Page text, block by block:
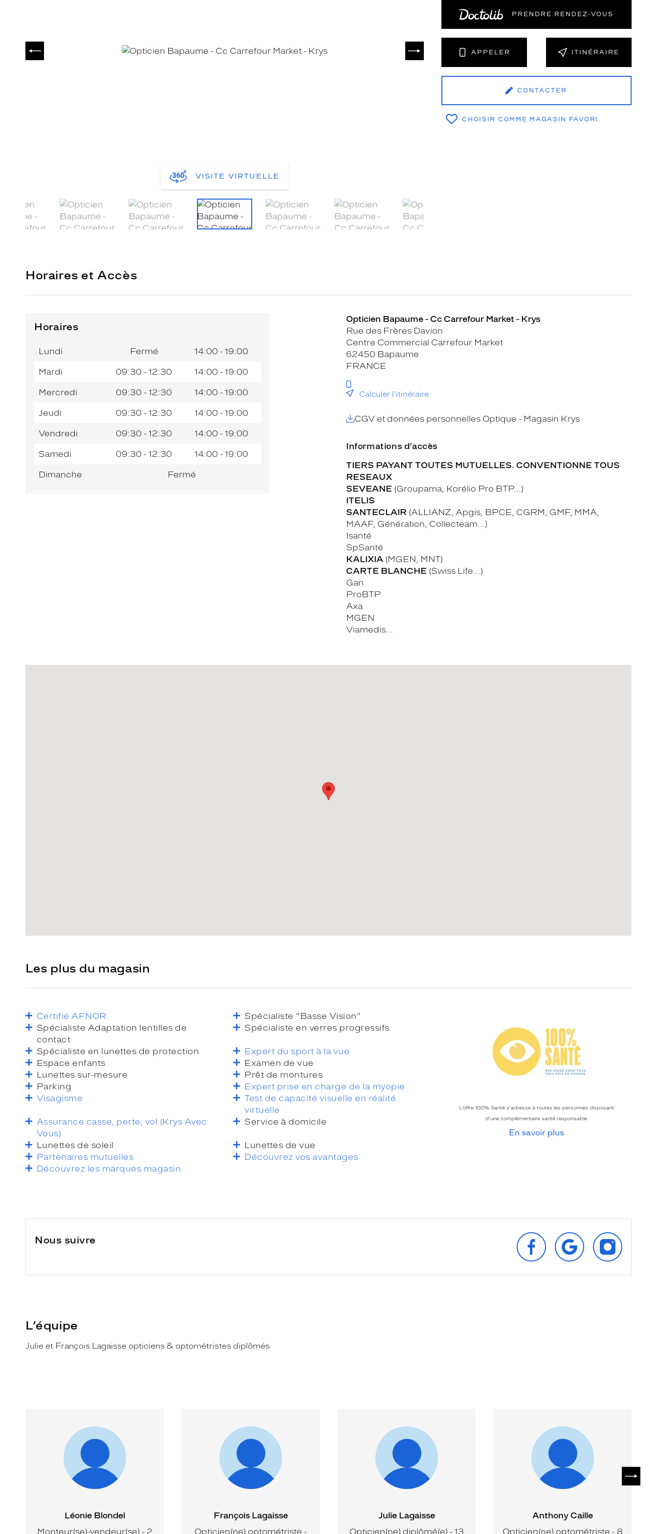
VISITE VIRTUELLE
PRENDRE RENDEZ‑VOUS
APPELER ITINÉRAIRE
CONTACTER
CHOISIR COMME MAGASIN FAVORI
Horaires et Accès
Horaires
Jour de
semaine
Horaires
l’après-
Lundi Fermé 14:00 - 19:00
Mardi 09:30 - 12:30 14:00 - 19:00
Mercredi 09:30 - 12:30 14:00 - 19:00
Jeudi 09:30 - 12:30 14:00 - 19:00
Vendredi 09:30 - 12:30 14:00 - 19:00
Samedi 09:30 - 12:30 14:00 - 19:00
Dimanche Fermé
Opticien Bapaume - Cc Carrefour Market - Krys
Rue des Frères Davion
Centre Commercial Carrefour Market
62450 Bapaume
FRANCE
Calculer l’itinéraire
CGV et données personnelles Optique - Magasin Krys
Informations d’accès
TIERS PAYANT TOUTES MUTUELLES. CONVENTIONNE TOUS
RESEAUX
SEVEANE (Groupama, Korélio Pro BTP...)
ITELIS
SANTECLAIR (ALLIANZ, Apgis, BPCE, CGRM, GMF, MMA,
MAAF, Génération, Collecteam...)
Isanté
SpSanté
KALIXIA (MGEN, MNT)
CARTE BLANCHE (Swiss Life...)
Gan
ProBTP
Axa
MGEN
Viamedis...
Les plus du magasin
Certifié AFNOR
Spécialiste "Basse Vision"
Spécialiste Adaptation lentilles de
contact
Spécialiste en verres progressifs
Spécialiste en lunettes de protection
Expert du sport à la vue
Espace enfants
Examen de vue
Lunettes sur-mesure
Prêt de montures
Parking
Expert prise en charge de la myopie
Visagisme
Test de capacité visuelle en réalité
virtuelle
Assurance casse, perte, vol (Krys Avec
Vous)
Service à domicile
Lunettes de soleil
Lunettes de vue
Partenaires mutuelles
Découvrez vos avantages
Découvrez les marques magasin
L’offre 100% Santé s’adresse à toutes les personnes disposant
d’une complémentaire santé responsable
En savoir plus
Nous suivre
SUIVEZ‑NOUS
SUR
FACEBOOK
RETROUVEZ‑NOUS
SUR
GOOGLE
SUR
INSTAGRAM
L’équipe
Julie et François Lagaisse opticiens & optométristes diplômés
Léonie Blondel
Monteur(se)-vendeur(se) - 2
François Lagaisse
Opticien(ne) optométriste -
Julie Lagaisse
Opticien(ne) diplômé(e) - 13
Anthony Caille
Opticien(ne) optométriste - 8